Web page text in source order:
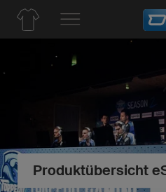
Produktübersicht